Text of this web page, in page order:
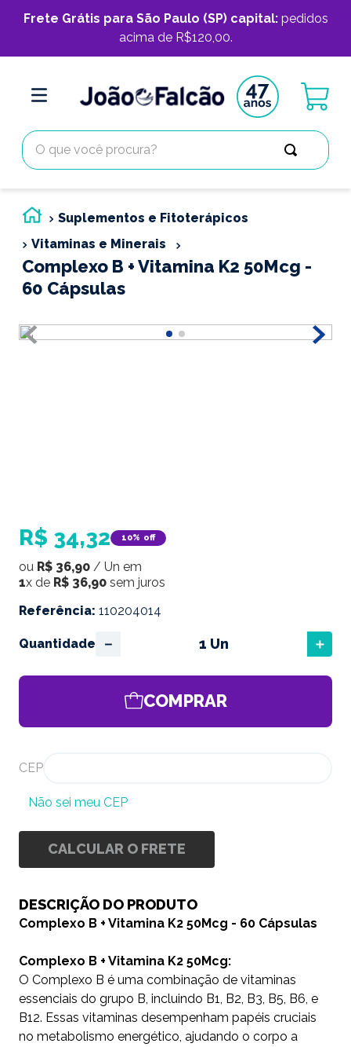
Frete Grátis para São Paulo (SP) capital:pedidos
acima de R$120,00.
O que você procura?
Suplementos e Fitoterápicos
Vitaminas e Minerais
Complexo B + Vitamina K2 50Mcg -
60 Cápsulas
R$ 34,32 10% off
ou R$ 36,90 / Un em
1x de R$ 36,90 sem juros
Referência: 110204014
Quantidade ＋
－
COMPRAR
CEP
Não sei meu CEP
CALCULAR O FRETE
DESCRIÇÃO DO PRODUTO
Complexo B + Vitamina K2 50Mcg - 60 Cápsulas
Complexo B + Vitamina K2 50Mcg:
O Complexo B é uma combinação de vitaminas
essenciais do grupo B, incluindo B1, B2, B3, B5, B6, e
B12. Essas vitaminas desempenham papéis cruciais
no metabolismo energético, ajudando o corpo a